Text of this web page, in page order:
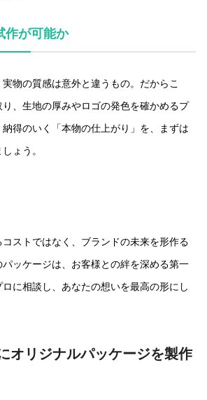
作が可能か
物の質感は意外と違うもの。だからこ
、生地の厚みやロゴの発色を確かめるプ
得のいく「本物の仕上がり」を、まずは
ょう。
ストではなく、ブランドの未来を形作る
パッケージは、お客様との絆を深める第一
に相談し、あなたの想いを最高の形にし
オリジナルパッケージを製作